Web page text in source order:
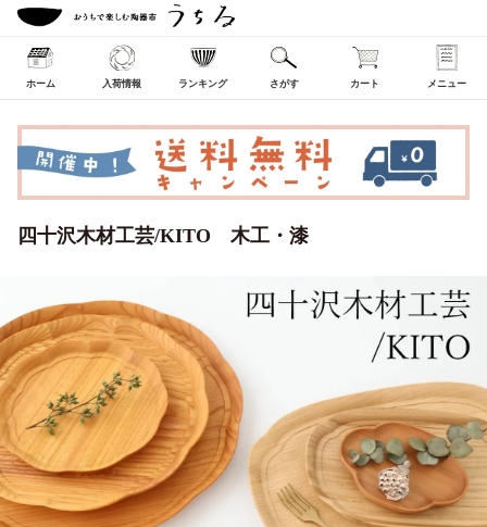
ホーム 入荷情報 ランキング さがす カート メニュー
四十沢木材工芸/KITO 木工・漆